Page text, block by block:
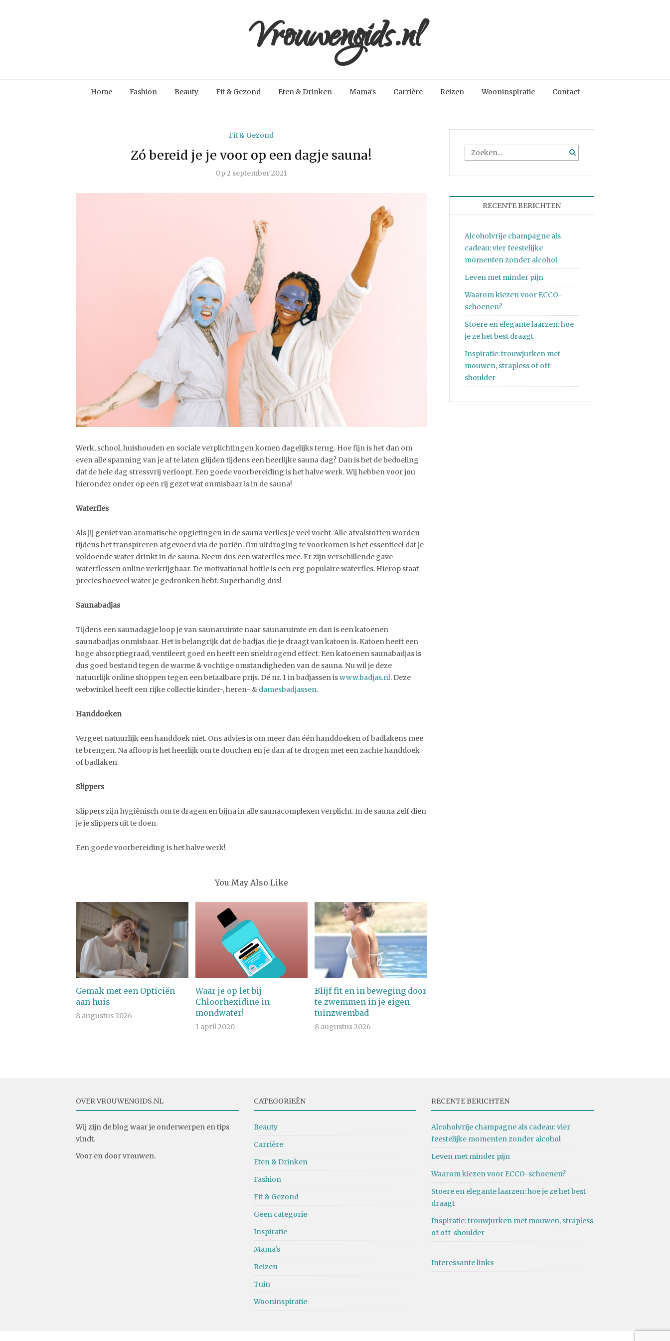
Vrouwengids.nl
Home Fashion Beauty Fit & Gezond Eten & Drinken Mama’s Carrière Reizen Wooninspiratie Contact
Fit & Gezond
Zó bereid je je voor op een dagje sauna!
Op2 september 2021
Werk, school, huishouden en sociale verplichtingen komen dagelijks terug. Hoe fijn is het dan om
even alle spanning van je af te laten glijden tijdens een heerlijke sauna dag? Dan is het de bedoeling
dat de hele dag stressvrij verloopt. Een goede voorbereiding is het halve werk. Wij hebben voor jou
hieronder onder op een rij gezet wat onmisbaar is in de sauna!
Waterfles
Als jij geniet van aromatische opgietingen in de sauna verlies je veel vocht. Alle afvalstoffen worden
tijdens het transpireren afgevoerd via de poriën. Om uitdroging te voorkomen is het essentieel dat je
voldoende water drinkt in de sauna. Neem dus een waterfles mee. Er zijn verschillende gave
waterflessen online verkrijgbaar. De motivational bottle is een erg populaire waterfles. Hierop staat
precies hoeveel water je gedronken hebt. Superhandig dus!
Saunabadjas
Tijdens een saunadagje loop je van saunaruimte naar saunaruimte en dan is een katoenen
saunabadjas onmisbaar. Het is belangrijk dat de badjas die je draagt van katoen is. Katoen heeft een
hoge absorptiegraad, ventileert goed en heeft een sneldrogend effect. Een katoenen saunabadjas is
dus goed bestand tegen de warme & vochtige omstandigheden van de sauna. Nu wil je deze
natuurlijk online shoppen tegen een betaalbare prijs. Dé nr. 1 in badjassen iswww.badjas.nl. Deze
webwinkel heeft een rijke collectie kinder-, heren- & damesbadjassen.
Handdoeken
Vergeet natuurlijk een handdoek niet. Ons advies is om meer dan één handdoeken of badlakens mee
te brengen. Na afloop is het heerlijk om te douchen en je dan af te drogen met een zachte handdoek
of badlaken.
Slippers
Slippers zijn hygiënisch om te dragen en bijna in alle saunacomplexen verplicht. In de sauna zelf dien
je je slippers uit te doen.
Een goede voorbereiding is het halve werk!
You May Also Like
Gemak met een Opticiën
aan huis
8 augustus 2026
Waar je op let bij
Chloorhexidine in
mondwater!
1 april 2020
Blijf fit en in beweging door
te zwemmen in je eigen
tuinzwembad
8 augustus 2026
RECENTE BERICHTEN
Alcoholvrije champagne als
cadeau: vier feestelijke
momenten zonder alcohol
Leven met minder pijn
Waarom kiezen voor ECCO-
schoenen?
Stoere en elegante laarzen: hoe
je ze het best draagt
Inspiratie: trouwjurken met
mouwen, strapless of off-
shoulder
OVER VROUWENGIDS.NL
Wij zijn de blog waar je onderwerpen en tips
vindt.
Voor en door vrouwen.
CATEGORIEËN
Beauty
Carrière
Eten & Drinken
Fashion
Fit & Gezond
Geen categorie
Inspiratie
Mama's
Reizen
Tuin
Wooninspiratie
RECENTE BERICHTEN
Alcoholvrije champagne als cadeau: vier
feestelijke momenten zonder alcohol
Leven met minder pijn
Waarom kiezen voor ECCO-schoenen?
Stoere en elegante laarzen: hoe je ze het best
draagt
Inspiratie: trouwjurken met mouwen, strapless
of off-shoulder
Interessante links